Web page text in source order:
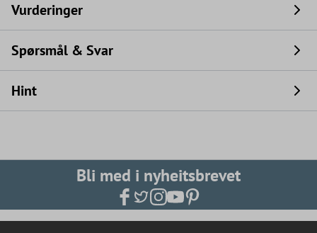
Vurderinger
Spørsmål & Svar
Hint
Bli med i nyheitsbrevet